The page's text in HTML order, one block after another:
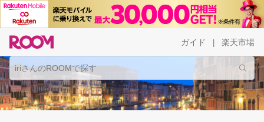
ガイド 楽天市場